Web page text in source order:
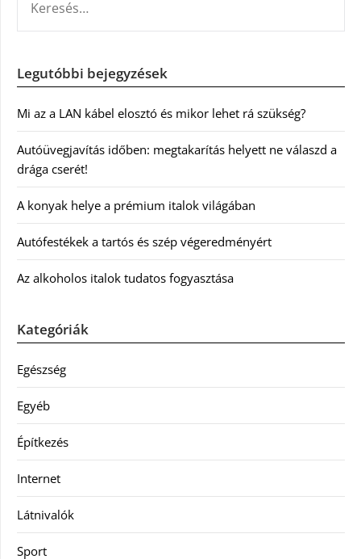
Legutóbbi bejegyzések
Mi az a LAN kábel elosztó és mikor lehet rá szükség?
Autóüvegjavítás időben: megtakarítás helyett ne válaszd a
drága cserét!
A konyak helye a prémium italok világában
Autófestékek a tartós és szép végeredményért
Az alkoholos italok tudatos fogyasztása
Kategóriák
Egészség
Egyéb
Építkezés
Internet
Látnivalók
Sport